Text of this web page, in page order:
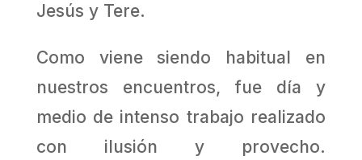
Jesús y Tere.
Como viene siendo habitual en
nuestros encuentros, fue día y
medio de intenso trabajo realizado
con ilusión y provecho.